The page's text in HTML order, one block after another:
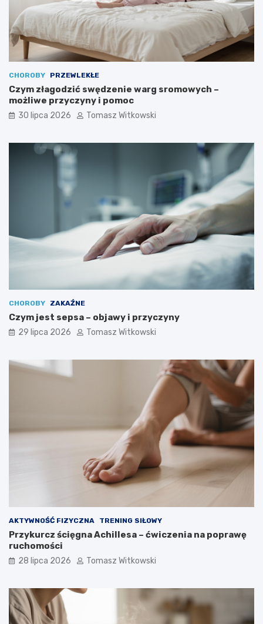
CHOROBY PRZEWLEKŁE
Czym złagodzić swędzenie warg sromowych –
możliwe przyczyny i pomoc
30 lipca 2026 Tomasz Witkowski
CHOROBY ZAKAŹNE
Czym jest sepsa – objawy i przyczyny
29 lipca 2026 Tomasz Witkowski
AKTYWNOŚĆ FIZYCZNA TRENING SIŁOWY
Przykurcz ścięgna Achillesa – ćwiczenia na poprawę
ruchomości
28 lipca 2026 Tomasz Witkowski